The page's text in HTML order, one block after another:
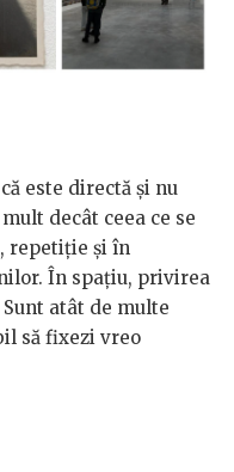
este directă și nu
decât ceea ce se
repetiție și în
În spațiu, privirea
atât de multe
să fixezi vreo